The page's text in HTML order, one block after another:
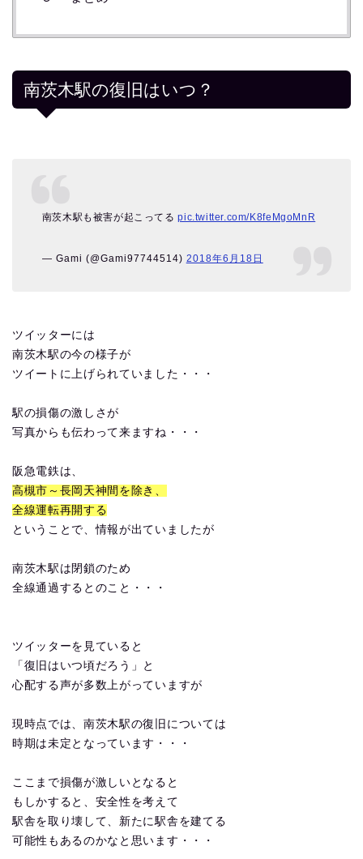
南茨木駅の復旧はいつ？
南茨木駅も被害が起こってるpic.twitter.com/K8feMgoMnR
— Gami (@Gami97744514) 2018年6月18日
ツイッターには
南茨木駅の今の様子が
ツイートに上げられていました・・・
駅の損傷の激しさが
写真からも伝わって来ますね・・・
阪急電鉄は、
高槻市～長岡天神間を除き、
全線運転再開する
ということで、情報が出ていましたが
南茨木駅は閉鎖のため
全線通過するとのこと・・・
ツイッターを見ていると
「復旧はいつ頃だろう」と
心配する声が多数上がっていますが
現時点では、南茨木駅の復旧については
時期は未定となっています・・・
ここまで損傷が激しいとなると
もしかすると、安全性を考えて
駅舎を取り壊して、新たに駅舎を建てる
可能性もあるのかなと思います・・・